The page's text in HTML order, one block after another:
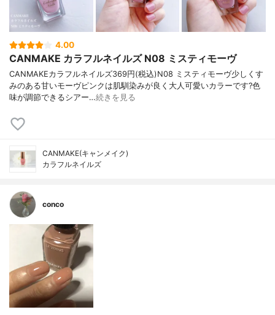
4.00
CANMAKE カラフルネイルズ N08 ミスティモーヴ
CANMAKEカラフルネイルズ369円(税込)N08 ミスティモーヴ少しくす
みのある甘いモーヴピンクは肌馴染みが良く大人可愛いカラーです?色
味が調節できるシアー…続きを見る
CANMAKE(キャンメイク)
カラフルネイルズ
conco